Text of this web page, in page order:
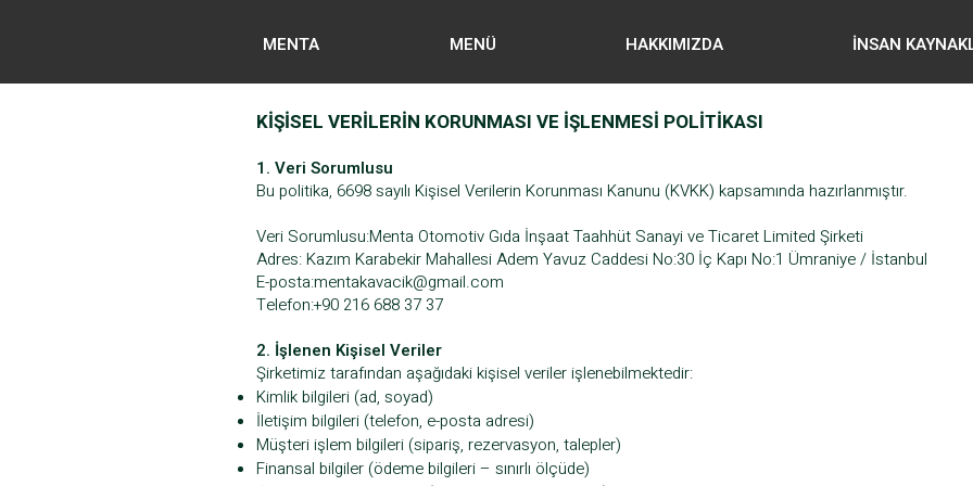
MENTA MENÜ HAKKIMIZDA İNSAN
KİŞİSEL VERİLERİN KORUNMASI VE İŞLENMESİ POLİTİKASI
1. Veri Sorumlusu
Bu politika, 6698 sayılı Kişisel Verilerin Korunması Kanunu (KVKK) kapsamında hazırlanmıştır.
Veri Sorumlusu:Menta Otomotiv Gıda İnşaat Taahhüt Sanayi ve Ticaret Limited Şirketi
Adres: Kazım Karabekir Mahallesi Adem Yavuz Caddesi No:30 İç Kapı No:1 Ümraniye / İstanbul
E-posta:mentakavacik@gmail.com
Telefon:+90 216 688 37 37
2. İşlenen Kişisel Veriler
Şirketimiz tarafından aşağıdaki kişisel veriler işlenebilmektedir:
Kimlik bilgileri (ad, soyad)
İletişim bilgileri (telefon, e-posta adresi)
Müşteri işlem bilgileri (sipariş, rezervasyon, talepler)
Finansal bilgiler (ödeme bilgileri – sınırlı ölçüde)